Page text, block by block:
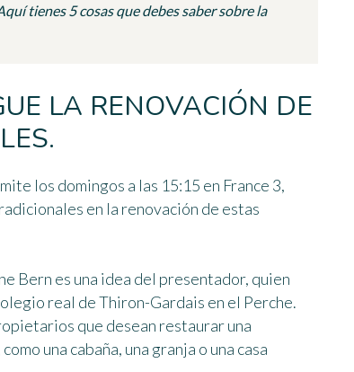
tienes 5 cosas que debes saber sobre la
LA RENOVACIÓN DE
los domingos a las 15:15 en France 3,
en la renovación de estas
Bern es una idea del presentador, quien
real de Thiron-Gardais en el Perche.
que desean restaurar una
una cabaña, una granja o una casa